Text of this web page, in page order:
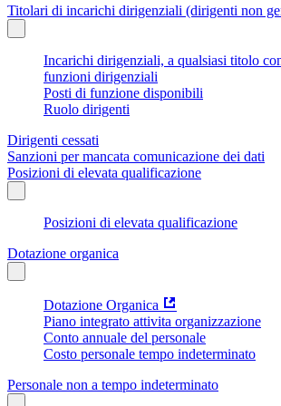
Titolari di incarichi dirigenziali (dirigenti non
Incarichi dirigenziali, a qualsiasi titolo
funzioni dirigenziali
Posti di funzione disponibili
Ruolo dirigenti
Dirigenti cessati
Sanzioni per mancata comunicazione dei dati
Posizioni di elevata qualificazione
Posizioni di elevata qualificazione
Dotazione organica
Dotazione Organica
Piano integrato attivita organizzazione
Conto annuale del personale
Costo personale tempo indeterminato
Personale non a tempo indeterminato